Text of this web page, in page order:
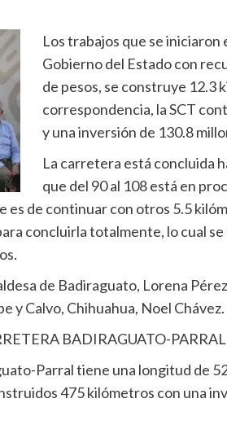
Los trabajos que se iniciaron
Gobierno del Estado con
de pesos, se construye 12.3
correspondencia, la SCT
y una inversión de 130.8
La carretera está concluida
que del 90 al 108 está en
es de continuar con otros 5.5
concluirla totalmente, lo cual se
de Badiraguato, Lorena
y Calvo, Chihuahua, Noel Chávez.
BADIRAGUATO-PARRAL
Parral tiene una longitud de
475 kilómetros con una